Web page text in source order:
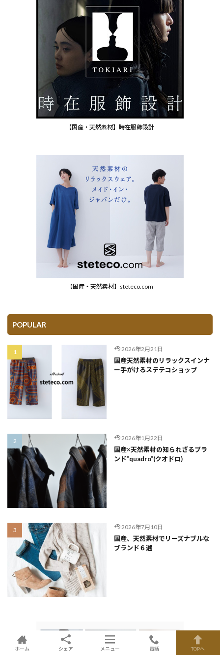
【国産・天然素材】時在服飾設計
【国産・天然素材】steteco.com
POPULAR
2026年2月21日
国産天然素材のリラックスインナ
ー手がけるステテコショップ
2026年1月22日
国産×天然素材の知られざるブラ
ンド”quadro”(クオドロ)
2026年7月10日
国産、天然素材でリーズナブルな
ブランド６選
ホーム シェア メニュー 電話 TOPへ